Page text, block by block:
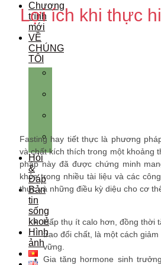
Chương
trình
mới
VỀ
CHÚNG
TÔI
ĐÁNH
GIÁ
Hỏi
&
Đáp
Bản
tin
sống
khoẻ
Hình
ảnh
Lợi ích khi thực
Fasting hay tiết thực là phương
và chất kích thích trong một khoảng
pháp này đã được chứng minh
khỏe trong nhiều tài liệu và các
thực và những điều kỳ diệu cho cơ
Hấp thụ ít calo hơn, đồng thời
trao đổi chất, là một cách
vững.
Gia tăng hormone sinh